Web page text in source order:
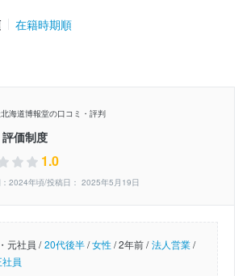
在籍時期順
海道博報堂の口コミ・評判
価制度
1.0
2024年頃/投稿日： 2025年5月19日
元社員 / 20代後半/女性/2年前 / 法人営業/
員